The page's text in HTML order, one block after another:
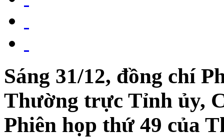
Sáng 31/12, đồng chí
Thường trực Tỉnh ủy,
Phiên họp thứ 49 của